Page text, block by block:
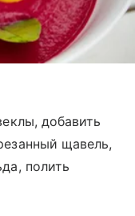
добавить
щавель,
полить